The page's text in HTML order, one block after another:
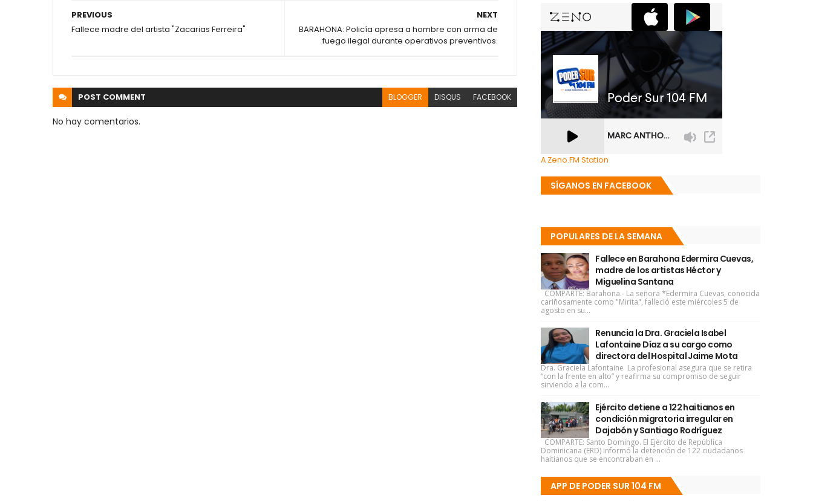
NEXT
BARAHONA: Policía apresa a hombre con arma de
fuego ilegal durante operativos preventivos.
PREVIOUS
Fallece madre del artista "Zacarias Ferreira"
POST COMMENT BLOGGER DISQUS FACEBOOK
No hay comentarios.
A Zeno.FM Station
SÍGANOS EN FACEBOOK
POPULARES DE LA SEMANA
Fallece en Barahona Edermira Cuevas,
madre de los artistas Héctor y
Miguelina Santana
COMPARTE: Barahona.- La señora *Edermira Cuevas, conocida
cariñosamente como "Mirita", falleció este miércoles 5 de
agosto en su...
Renuncia la Dra. Graciela Isabel
Lafontaine Díaz a su cargo como
directora del Hospital Jaime Mota
Dra. Graciela Lafontaine La profesional asegura que se retira
“con la frente en alto” y reafirma su compromiso de seguir
sirviendo a la com...
Ejército detiene a 122 haitianos en
condición migratoria irregular en
Dajabón y Santiago Rodríguez
COMPARTE: Santo Domingo. El Ejército de República
Dominicana (ERD) informó la detención de 122 ciudadanos
haitianos que se encontraban en ...
APP DE PODER SUR 104 FM